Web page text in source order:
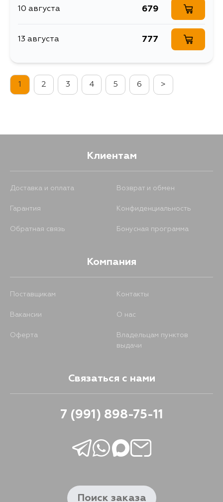
10 августа 679
13 августа 777
1 2 3 4 5 6 >
Клиентам
Доставка и оплата Возврат и обмен
Гарантия Конфиденциальность
Обратная связь Бонусная программа
Компания
Поставщикам Контакты
Вакансии О нас
Оферта
Владельцам пунктов
выдачи
Связаться с нами
7 (991) 898-75-11
Поиск заказа